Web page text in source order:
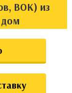
ВОК) из
дом